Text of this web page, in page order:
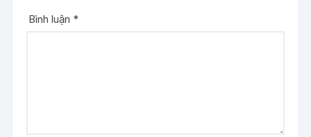
Bình luận *